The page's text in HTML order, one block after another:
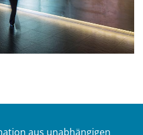
aus unabhängigen